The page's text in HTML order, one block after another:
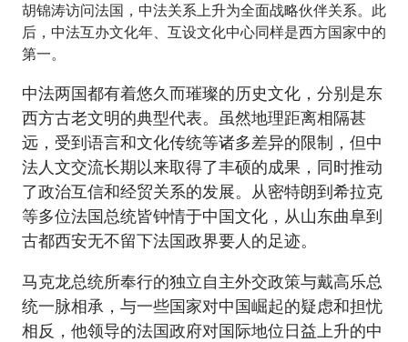
胡锦涛访问法国，中法关系上升为全面战略伙伴关系。此
后，中法互办文化年、互设文化中心同样是西方国家中的
第一。
中法两国都有着悠久而璀璨的历史文化，分别是东
西方古老文明的典型代表。虽然地理距离相隔甚
远，受到语言和文化传统等诸多差异的限制，但中
法人文交流长期以来取得了丰硕的成果，同时推动
了政治互信和经贸关系的发展。从密特朗到希拉克
等多位法国总统皆钟情于中国文化，从山东曲阜到
古都西安无不留下法国政界要人的足迹。
马克龙总统所奉行的独立自主外交政策与戴高乐总
统一脉相承，与一些国家对中国崛起的疑虑和担忧
相反，他领导的法国政府对国际地位日益上升的中